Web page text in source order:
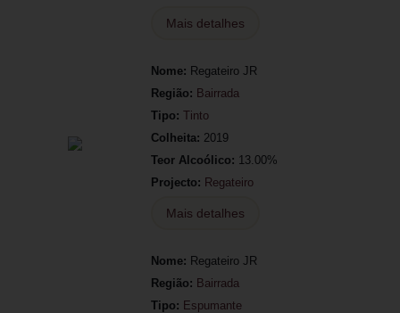
Mais detalhes
Nome: Regateiro JR
Região: Bairrada
Tipo: Tinto
Colheita: 2019
Teor Alcoólico: 13.00%
Projecto: Regateiro
Mais detalhes
Nome: Regateiro JR
Região: Bairrada
Tipo: Espumante